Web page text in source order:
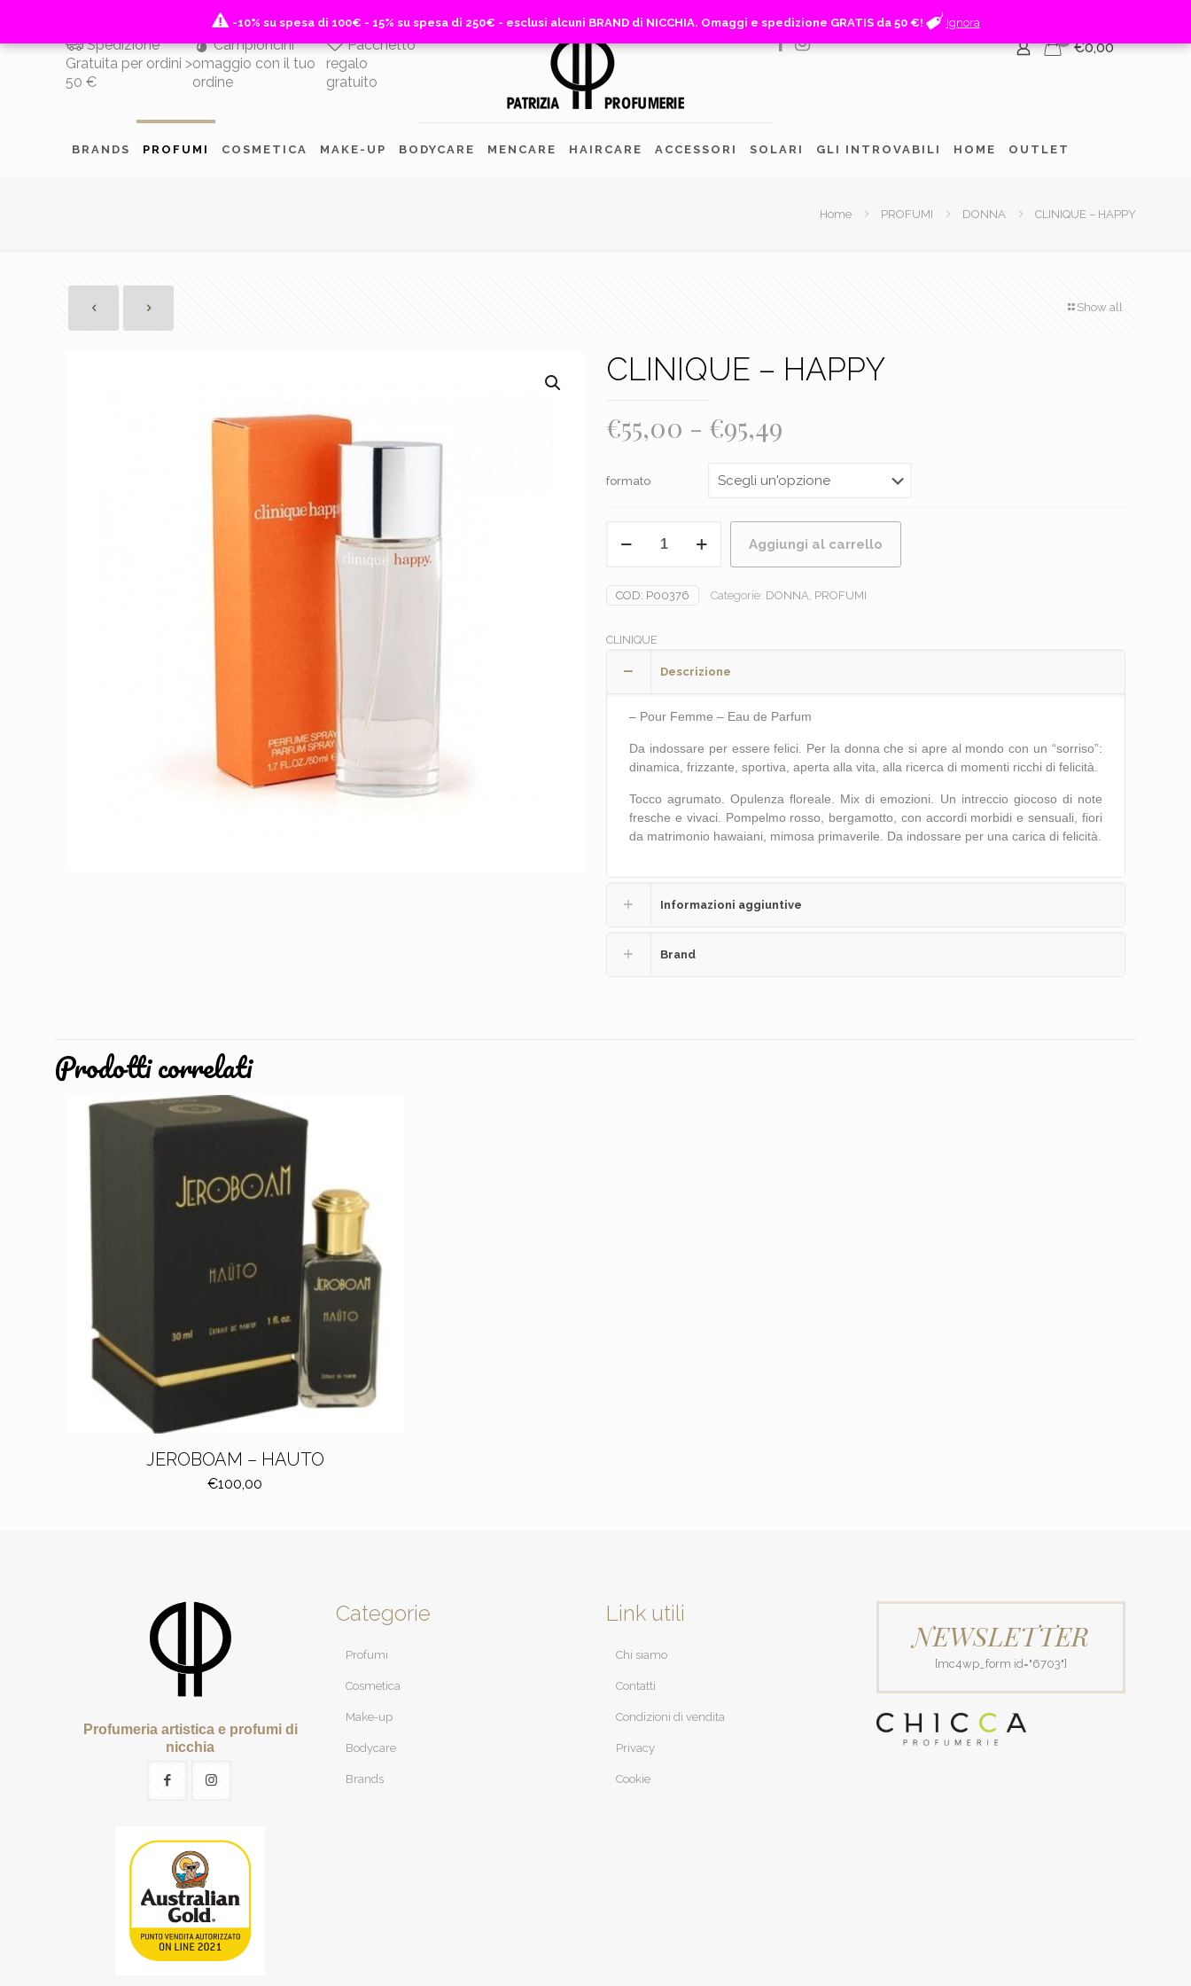
Spedizione
Gratuita per ordini >
50 €
Campioncini
omaggio con il tuo
ordine
Pacchetto
regalo
gratuito
BRANDS PROFUMI COSMETICA MAKE-UP BODYCARE MENCARE HAIRCARE ACCESSORI SOLARI GLI INTROVABILI HOME OUTLET
€0,00
Home PROFUMI DONNA CLINIQUE – HAPPY
Show all
CLINIQUE – HAPPY
€55,00 - €95,49
prezzo:
€55,00
a
€95,49
formato
quantità
Aggiungi al carrello
COD: P00376 Categorie: DONNA, PROFUMI
CLINIQUE
Descrizione
– Pour Femme – Eau de Parfum
Da indossare per essere felici. Per la donna che si apre al mondo con un “sorriso”:
dinamica, frizzante, sportiva, aperta alla vita, alla ricerca di momenti ricchi di felicità.
Tocco agrumato. Opulenza floreale. Mix di emozioni. Un intreccio giocoso di note
fresche e vivaci. Pompelmo rosso, bergamotto, con accordi morbidi e sensuali, fiori
da matrimonio hawaiani, mimosa primaverile. Da indossare per una carica di felicità.
Informazioni aggiuntive
Brand
Prodotti correlati
JEROBOAM – HAUTO
€100,00
Profumeria artistica e profumi di
nicchia
Categorie
Profumi
Cosmetica
Make-up
Bodycare
Brands
Link utili
Chi siamo
Contatti
Condizioni di vendita
Privacy
Cookie
NEWSLETTER
[mc4wp_form id="6703"]
-10% su spesa di 100€ - 15% su spesa di 250€ - esclusi alcuni BRAND di NICCHIA. Omaggi e spedizione GRATIS da 50 €! Ignora
-10% su spesa di 100€ - 15% su spesa di 250€ - esclusi alcuni BRAND di NICCHIA. Omaggi e spedizione GRATIS da 50 €! Ignora